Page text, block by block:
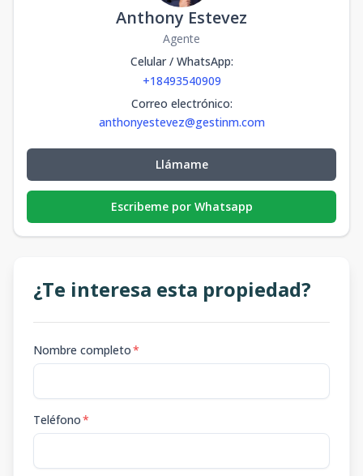
Anthony Estevez
Agente
Celular / WhatsApp:
+18493540909
Correo electrónico:
anthonyestevez@gestinm.com
Llámame
Escribeme por Whatsapp
¿Te interesa esta propiedad?
Nombre completo*
Teléfono*